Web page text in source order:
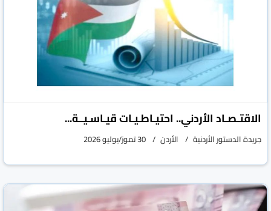
الاقتـصـاد الأردني.. احتيـاطـيـات قيـاسـيــة...
جريدة الدستور الأردنية الأردن 30 تموز/يوليو 2026